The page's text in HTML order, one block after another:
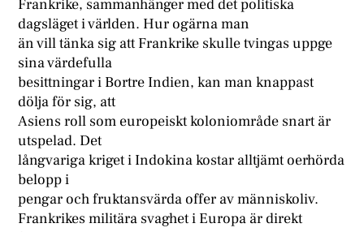
Frankrike, sammanhänger med det politiska
dagsläget i världen. Hur ogärna man
än vill tänka sig att Frankrike skulle tvingas uppge
sina värdefulla
besittningar i Bortre Indien, kan man knappast
dölja för sig, att
Asiens roll som europeiskt koloniområde snart är
utspelad. Det
långvariga kriget i Indokina kostar alltjämt oerhörda
belopp i
pengar och fruktansvärda offer av människoliv.
Frankrikes militära svaghet i Europa är direkt